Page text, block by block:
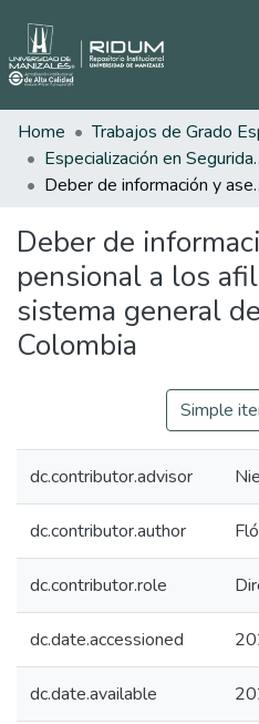
Home
Deber de información y
Deber de
pensional a los
sistema general
Colombia
Simple
dc.contributor.advisor
dc.contributor.author
dc.contributor.role
dc.date.accessioned
dc.date.available